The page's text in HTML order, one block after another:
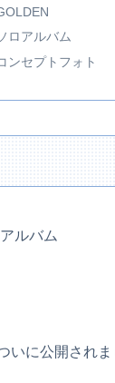
ロアルバム
ンセプトフォト
ルバム
いに公開されま